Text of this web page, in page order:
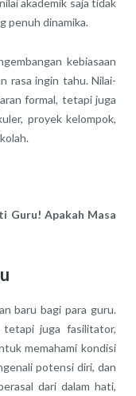
akademik saja tidak
penuh dinamika.
kebiasaan
rasa ingin tahu. Nilai-
formal, tetapi juga
proyek kelompok,
Guru! Apakah Masa
baru bagi para guru.
tetapi juga fasilitator,
memahami kondisi
potensi diri, dan
dari dalam hati,